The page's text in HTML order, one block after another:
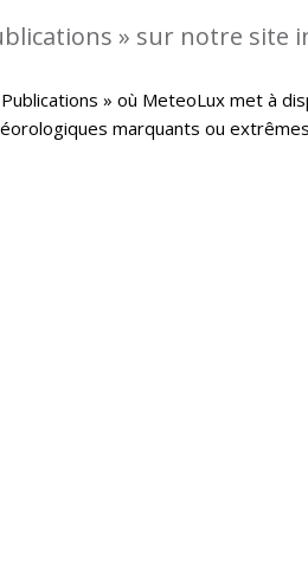
» sur notre site
» où MeteoLux met à
marquants ou